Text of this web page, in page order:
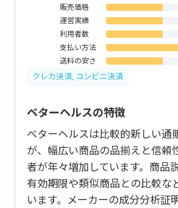
販売価格
運営実績
利用者数
支払い方法
送料の安さ
クレカ決済, コンビニ決済
ベターヘルスの特徴
ベターヘルスは比較的新しい通
が、幅広い商品の品揃えと信頼
者が年々増加しています。商品
有効期限や類似商品との比較な
います。メーカーの成分分析証